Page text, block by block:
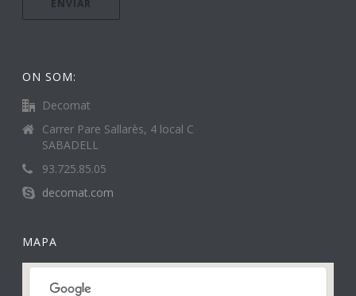
ON SOM:
Decomat
Carrer Pare Sallarès, 4 local C
SABADELL
93.725.85.05
decomat.com
MAPA